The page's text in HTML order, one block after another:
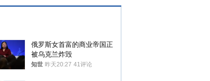
俄罗斯女首富的商业帝国正
被乌克兰炸毁
知世 昨天20:27 41评论